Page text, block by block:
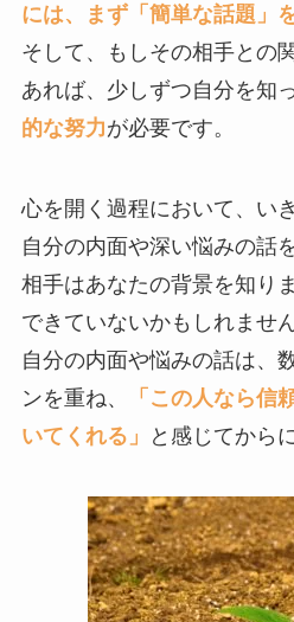
には、まず「簡単な話題」
そして、もしその相手との
あれば、少しずつ自分を知
的な努力が必要です。
心を開く過程において、い
自分の内面や深い悩みの話
相手はあなたの背景を知り
できていないかもしれません
自分の内面や悩みの話は、
ンを重ね、
「この人なら信
いてくれる」
と感じてから